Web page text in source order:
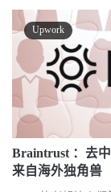
“在我的日程安排中保
了人们对工作的看
自由职业者，作为
活性还是更大的成
潜在垫脚石，或者寻
者的满意度更高 尽管专业人士出于各种原因开始自由职业，但满意
度继续上升，67%
机会更加乐观。 三
相比，他们感到更
乐。‍ 与此同时，在整个大流行期间，人们对远程工作的接受度越来
越高，专业人士对
股之称的Qualtrics
达到了60%。5月
Qualtrics。 任仕达最近表现都非常不错，进一步上升排名达到了第6
位。市值也达到104.53亿美元。 特别注
在汇率换算中会有一定的浮动
的加大对于行业观
讯第一时间与中国同仁分享
首家领先的专注人
垂直独立的第三方
步与发展，持续引领行
核心报道中国HR科
资源科技资讯。定
报告说，第一季度活
公司还讨论了俄乌
户收入中约有10%
工作。 目前，该公司正在暂停在俄罗斯和白俄罗斯的所有业务，并
将于5月1日最终
该公司所见的最高
量。乌克兰的人才
才的项目竞标量平均比入
Upwork报告说其团
兰。大约95%的
其他地方为公司工
Upwork
Braintrust ：去
来自海外独角兽